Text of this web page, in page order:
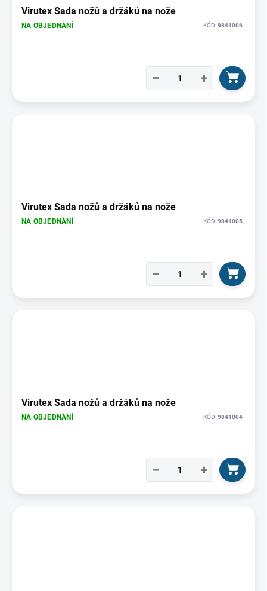
Virutex Sada nožů a držáků na nože
NA OBJEDNÁNÍ KÓD:9841006
+
−
Virutex Sada nožů a držáků na nože
NA OBJEDNÁNÍ KÓD:9841005
+
−
Virutex Sada nožů a držáků na nože
NA OBJEDNÁNÍ KÓD:9841004
+
−